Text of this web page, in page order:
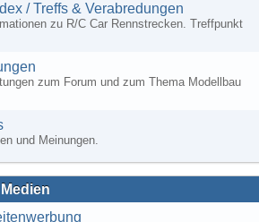
/ Treffs & Verabredungen
zu R/C Car Rennstrecken. Treffpunkt
zum Forum und zum Thema Modellbau
und Meinungen.